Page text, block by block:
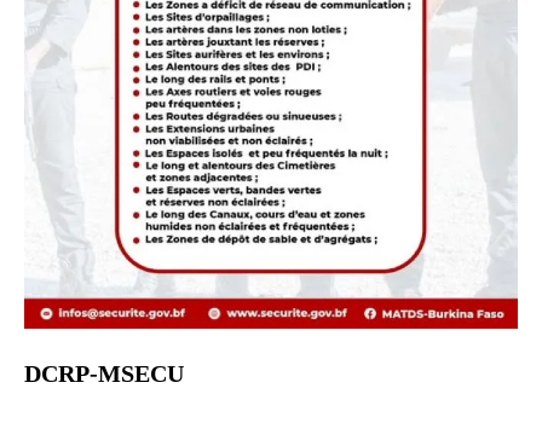
DCRP-MSECU